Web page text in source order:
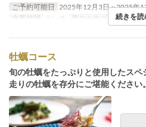
ご予約可能日
2025年12月3日 ~ 2025年
食事時間
ランチ 席のカテゴリ 2F レス
続きを読
牡蠣コース
旬の牡蠣をたっぷりと使用したスペ
走りの牡蠣を存分にご堪能ください。